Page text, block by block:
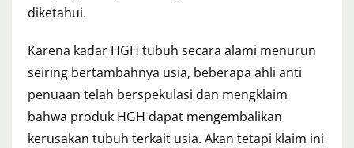
diketahui.
Karena kadar HGH tubuh secara alami menurun
seiring bertambahnya usia, beberapa ahli anti
penuaan telah berspekulasi dan mengklaim
bahwa produk HGH dapat mengembalikan
kerusakan tubuh terkait usia. Akan tetapi klaim ini